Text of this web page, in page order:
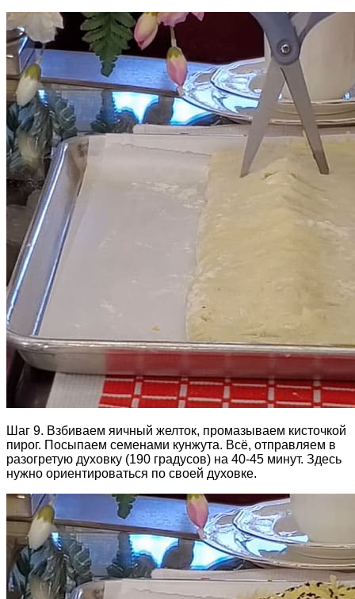
Шаг 9. Взбиваем яичный желток, промазываем кисточкой
пирог. Посыпаем семенами кунжута. Всё, отправляем в
разогретую духовку (190 градусов) на 40-45 минут. Здесь
нужно ориентироваться по своей духовке.